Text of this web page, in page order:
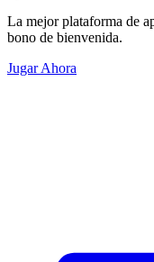
La mejor plataforma de
bono de bienvenida.
Jugar Ahora